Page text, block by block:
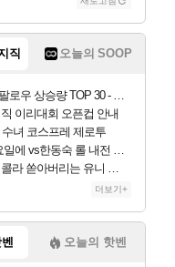
직 오늘의 SOOP
상승량 TOP 30 - 월간 치지직
이리대회 오픈컵 안내
수녀 코스프레 제로투
에 vs한동숙 롤 내전 예정
쏟아버리는 유니 ㅋㅋㅋ
더보기+
오늘의 핫벤